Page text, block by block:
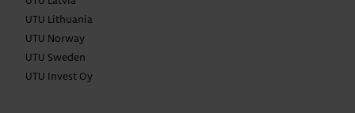
UTU Lithuania
UTU Norway
UTU Sweden
UTU Invest Oy